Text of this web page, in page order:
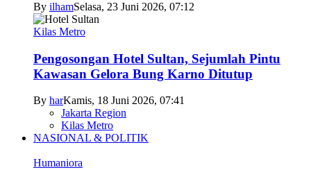
By ilhamSelasa, 23 Juni 2026, 07:12
Kilas Metro
Pengosongan Hotel Sultan, Sejumlah Pintu
Kawasan Gelora Bung Karno Ditutup
By harKamis, 18 Juni 2026, 07:41
Jakarta Region
Kilas Metro
NASIONAL & POLITIK
Humaniora